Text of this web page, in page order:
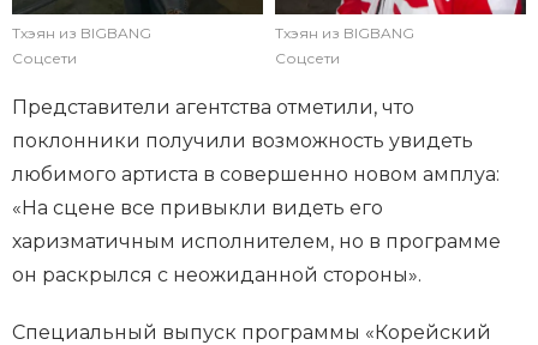
Тхэян из BIGBANG
Соцсети
Тхэян из BIGBANG
Соцсети
Представители агентства отметили, что
поклонники получили возможность увидеть
любимого артиста в совершенно новом амплуа:
«На сцене все привыкли видеть его
харизматичным исполнителем, но в программе
он раскрылся с неожиданной стороны».
Специальный выпуск программы «Корейский